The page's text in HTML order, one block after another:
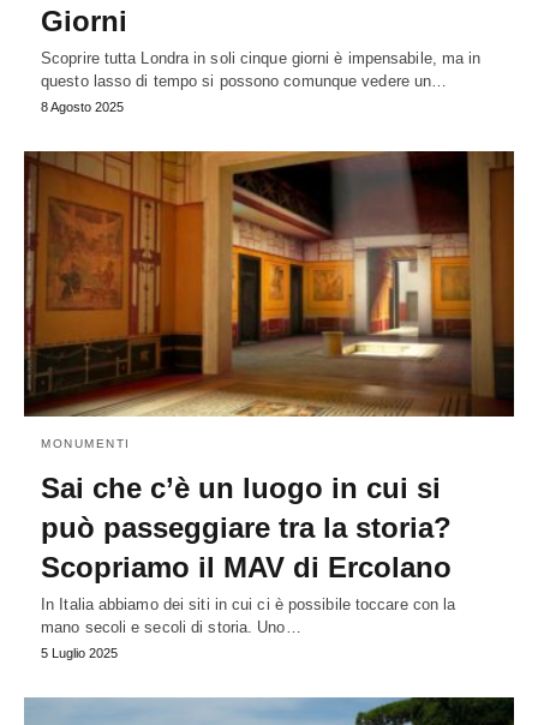
Giorni
Scoprire tutta Londra in soli cinque giorni è impensabile, ma in
questo lasso di tempo si possono comunque vedere un…
8 Agosto 2025
MONUMENTI
Sai che c’è un luogo in cui si
può passeggiare tra la storia?
Scopriamo il MAV di Ercolano
In Italia abbiamo dei siti in cui ci è possibile toccare con la
mano secoli e secoli di storia. Uno…
5 Luglio 2025